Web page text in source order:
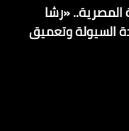
«رشا
السيولة وتعميق